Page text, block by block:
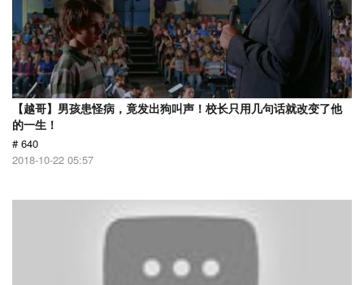
【越哥】男孩患怪病，竟发出狗叫声！校长只用几句话就改变了他
的一生！
# 640
2018-10-22 05:57